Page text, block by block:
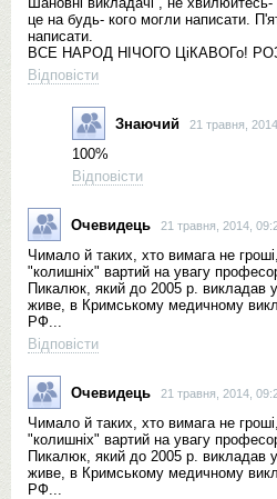
це на будь- кого могли написати.
написати.
ВСЕ НАРОД НІЧОГО ЦіКАВОГо!
Відповісти
Знаючий 21 травня,
100%
Відповісти
Очевидець 21 травня, 2014,
Чимало й таких, хто вимага не
"колишнiх" вартий на увагу
Пикалюк, який до 2005 р. викладав
живе, в Кримському медичному
РФ...
Відповісти
Очевидець 21 травня, 2014,
Чимало й таких, хто вимага не
"колишнiх" вартий на увагу
Пикалюк, який до 2005 р. викладав
живе, в Кримському медичному
РФ...